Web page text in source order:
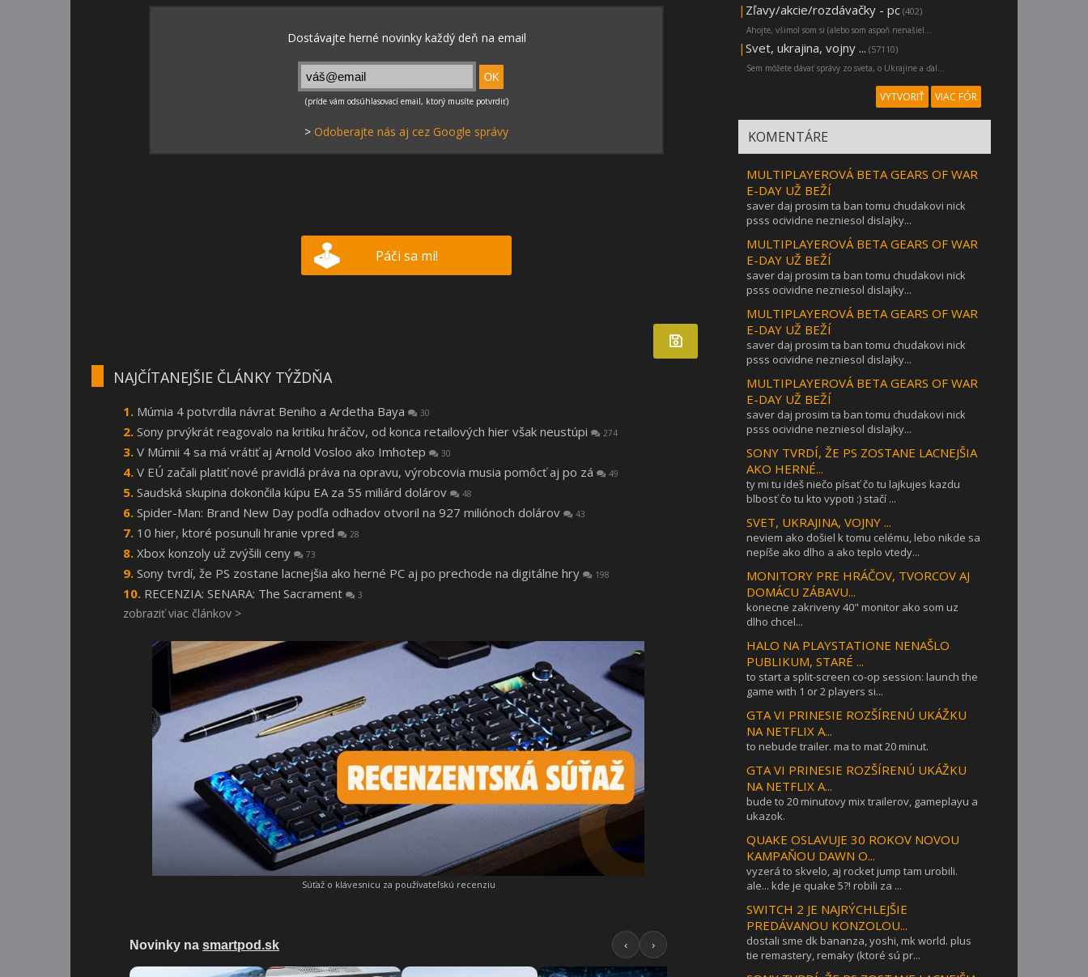
> Odoberajte nás aj cez Google správy
Páči sa mi!
NAJČÍTANEJŠIE ČLÁNKY TÝŽDŇA
Múmia 4 potvrdila návrat Beniho a Ardetha Baya 30
Sony prvýkrát reagovalo na kritiku hráčov, od konca retailových hier však neustúpi 274
V Múmii 4 sa má vrátiť aj Arnold Vosloo ako Imhotep 30
V EÚ začali platiť nové pravidlá práva na opravu, výrobcovia musia pomôcť aj po zá 49
Saudská skupina dokončila kúpu EA za 55 miliárd dolárov 48
Spider-Man: Brand New Day podľa odhadov otvoril na 927 miliónoch dolárov 43
10 hier, ktoré posunuli hranie vpred 28
Xbox konzoly už zvýšili ceny 73
Sony tvrdí, že PS zostane lacnejšia ako herné PC aj po prechode na digitálne hry 198
RECENZIA: SENARA: The Sacrament 3
zobraziť viac článkov >
Súťaž o klávesnicu za používateľskú recenziu
| Zľavy/akcie/rozdávačky - pc (402)
Ahojte, všimol som si (alebo som aspoň nenašiel...
| Svet, ukrajina, vojny ... (57110)
Sem môžete dávať správy zo sveta, o Ukrajine a ďal...
VYTVORIŤ VIAC FÓR
KOMENTÁRE
MULTIPLAYEROVÁ BETA GEARS OF WAR
E-DAY UŽ BEŽÍ
saver daj prosim ta ban tomu chudakovi nick
psss ocividne nezniesol dislajky...
MULTIPLAYEROVÁ BETA GEARS OF WAR
E-DAY UŽ BEŽÍ
saver daj prosim ta ban tomu chudakovi nick
psss ocividne nezniesol dislajky...
MULTIPLAYEROVÁ BETA GEARS OF WAR
E-DAY UŽ BEŽÍ
saver daj prosim ta ban tomu chudakovi nick
psss ocividne nezniesol dislajky...
MULTIPLAYEROVÁ BETA GEARS OF WAR
E-DAY UŽ BEŽÍ
saver daj prosim ta ban tomu chudakovi nick
psss ocividne nezniesol dislajky...
SONY TVRDÍ, ŽE PS ZOSTANE LACNEJŠIA
AKO HERNÉ...
ty mi tu ideš niečo písať čo tu lajkujes kazdu
blbosť čo tu kto vypoti :) stačí ...
SVET, UKRAJINA, VOJNY ...
neviem ako došiel k tomu celému, lebo nikde sa
nepíše ako dlho a ako teplo vtedy...
MONITORY PRE HRÁČOV, TVORCOV AJ
DOMÁCU ZÁBAVU...
konecne zakriveny 40" monitor ako som uz
dlho chcel...
HALO NA PLAYSTATIONE NENAŠLO
PUBLIKUM, STARÉ ...
to start a split-screen co-op session: launch the
game with 1 or 2 players si...
GTA VI PRINESIE ROZŠÍRENÚ UKÁŽKU
NA NETFLIX A...
to nebude trailer. ma to mat 20 minut.
GTA VI PRINESIE ROZŠÍRENÚ UKÁŽKU
NA NETFLIX A...
bude to 20 minutovy mix trailerov, gameplayu a
ukazok.
QUAKE OSLAVUJE 30 ROKOV NOVOU
KAMPAŇOU DAWN O...
vyzerá to skvelo, aj rocket jump tam urobili.
ale... kde je quake 5?! robili za ...
SWITCH 2 JE NAJRÝCHLEJŠIE
PREDÁVANOU KONZOLOU...
dostali sme dk bananza, yoshi, mk world. plus
tie remastery, remaky (ktoré sú pr...